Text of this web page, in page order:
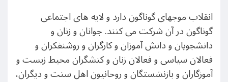
انقلاب موجهای گوناگون دارد و لایه های اجتماعی
گوناگون در آن شرکت می کنند. جوانان و زنان و
دانشجویان و دانش آموزان و کارگران و روشنفکران و
فعالان سیاسی و فعالان زنان و کنشگران محیط زیست و
آموزگاران و بازنشستگان و روحانیون اهل سنت و دیگران،